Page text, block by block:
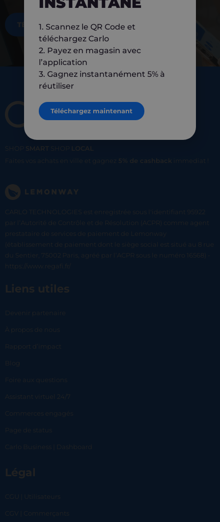
TÉLÉCHARGEZ MAINTENANT
SHOP SMART SHOP
LOCAL
Faites vos achats en ville et gagnez 5% de cashback immediat !
CARLO TECHNOLOGIES est enregistrée sous l'identifiant 95922
par l’Autorité de Contrôle et de Résolution (ACPR) comme agent
prestataire de services de paiement de Lemonway
(établissement de paiement dont le siège social est situé au 8 rue
du Sentier, 75002 Paris, agréé par l’ACPR sous le numéro 16568) -
https://www.regafi.fr/
Liens utiles
Devenir partenaire
À propos de nous
Rapport d’impact
Blog
Foire aux questions
Assistant virtuel 24/7
Commerces engagés
Page de status
Carlo Business | Dashboard
Légal
CGU | Utilisateurs
CGV | Commerçants
1. Scannez le QR Code et
téléchargez Carlo
2. Payez en magasin avec
l’application
3. Gagnez instantanément 5% à
réutiliser
Téléchargez maintenant